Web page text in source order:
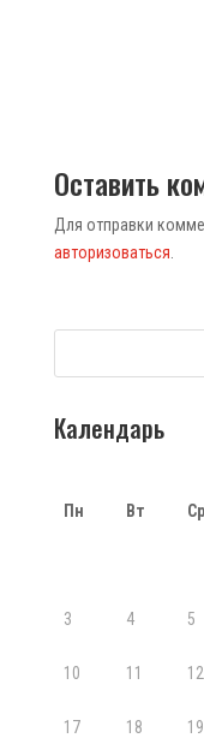
Оставить
Для отправки
авторизоваться
Календарь
Пн Вт Ср
3 4 5
10 11 12
17 18 19